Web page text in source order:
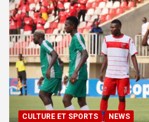
CULTURE ET SPORTS NEWS